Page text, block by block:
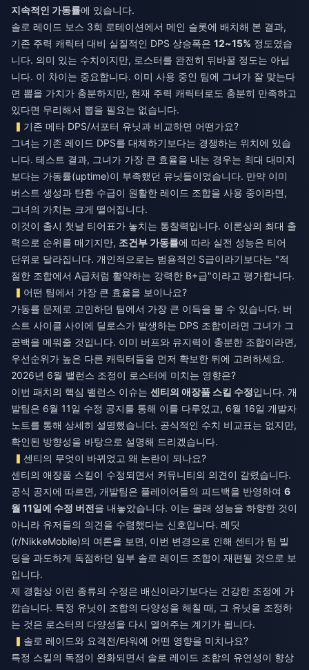
지속적인 가동률에 있습니다.
솔로 레이드 보스 3회 로테이션에서 메인 슬롯에 배치해 본 결과,
기존 주력 캐릭터 대비 실질적인 DPS 상승폭은 12~15% 정도였습
니다. 의미 있는 수치이지만, 로스터를 완전히 뒤바꿀 정도는 아닙
니다. 이 차이는 중요합니다. 이미 사용 중인 팀에 그녀가 잘 맞는다
면 뽑을 가치가 충분하지만, 현재 주력 캐릭터로도 충분히 만족하고
있다면 무리해서 뽑을 필요는 없습니다.
기존 메타 DPS/서포터 유닛과 비교하면 어떤가요?
그녀는 기존 레이드 DPS를 대체하기보다는 경쟁하는 위치에 있습
니다. 테스트 결과, 그녀가 가장 큰 효율을 내는 경우는 최대 대미지
보다는 가동률(uptime)이 부족했던 유닛들이었습니다. 만약 이미
버스트 생성과 탄환 수급이 원활한 레이드 조합을 사용 중이라면,
그녀의 가치는 크게 떨어집니다.
이것이 출시 첫날 티어표가 놓치는 통찰력입니다. 이론상의 최대 출
력으로 순위를 매기지만, 조건부 가동률에 따라 실전 성능은 티어
단위로 달라집니다. 개인적으로는 범용적인 S급이라기보다는 "적
절한 조합에서 A급처럼 활약하는 강력한 B+급"이라고 평가합니다.
어떤 팀에서 가장 큰 효율을 보이나요?
가동률 문제로 고민하던 팀에서 가장 큰 이득을 볼 수 있습니다. 버
스트 사이클 사이에 딜로스가 발생하는 DPS 조합이라면 그녀가 그
공백을 메워줄 것입니다. 이미 버프와 유지력이 충분한 조합이라면,
우선순위가 높은 다른 캐릭터들을 먼저 확보한 뒤에 고려하세요.
2026년 6월 밸런스 조정이 로스터에 미치는 영향은?
이번 패치의 핵심 밸런스 이슈는 센티의 애장품 스킬 수정입니다. 개
발팀은 6월 11일 수정 공지를 통해 이를 다루었고, 6월 16일 개발자
노트를 통해 상세히 설명했습니다. 공식적인 수치 비교표는 없지만,
확인된 방향성을 바탕으로 설명해 드리겠습니다.
센티의 무엇이 바뀌었고 왜 논란이 되나요?
센티의 애장품 스킬이 수정되면서 커뮤니티의 의견이 갈렸습니다.
공식 공지에 따르면, 개발팀은 플레이어들의 피드백을 반영하여 6
월 11일에 수정 버전을 내놓았습니다. 이는 몰래 성능을 하향한 것이
아니라 유저들의 의견을 수렴했다는 신호입니다. 레딧
(r/NikkeMobile)의 여론을 보면, 이번 변경으로 인해 센티가 팀 빌
딩을 과도하게 독점하던 일부 솔로 레이드 조합이 재편될 것으로 보
입니다.
제 경험상 이런 종류의 수정은 배신이라기보다는 건강한 조정에 가
깝습니다. 특정 유닛이 조합의 다양성을 해칠 때, 그 유닛을 조정하
는 것은 로스터의 다양성을 다시 열어주는 계기가 됩니다.
솔로 레이드와 요격전/타워에 어떤 영향을 미치나요?
특정 스킬의 독점이 완화되면서 솔로 레이드 조합의 유연성이 향상